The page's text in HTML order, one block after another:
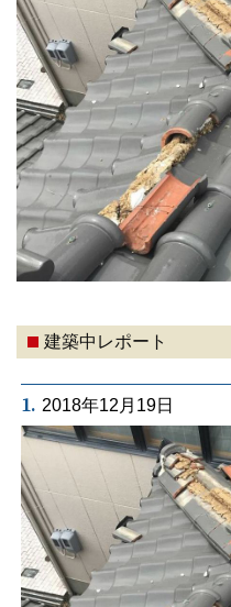
建築中レポート
1. 2018年12月19日